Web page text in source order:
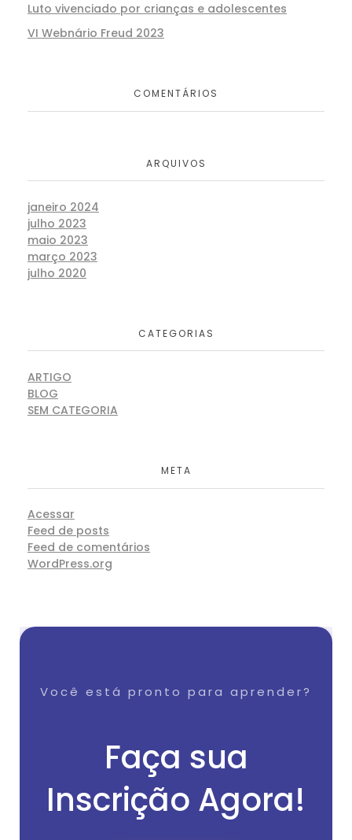
Luto vivenciado por crianças e adolescentes
VI Webnário Freud 2023
COMENTÁRIOS
ARQUIVOS
janeiro 2024
julho 2023
maio 2023
março 2023
julho 2020
CATEGORIAS
ARTIGO
BLOG
SEM CATEGORIA
META
Acessar
Feed de posts
Feed de comentários
WordPress.org
Você está pronto para aprender?
Faça sua
Inscrição Agora!